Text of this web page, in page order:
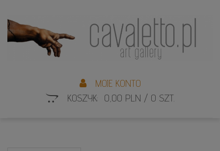
MOJE KONTO
KOSZYK: 0,00 PLN / 0 SZT.